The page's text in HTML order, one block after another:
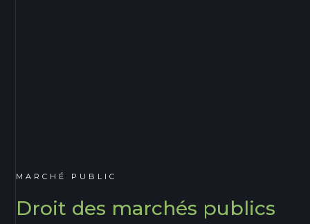
MARCHÉ PUBLIC
Droit des marchés publics